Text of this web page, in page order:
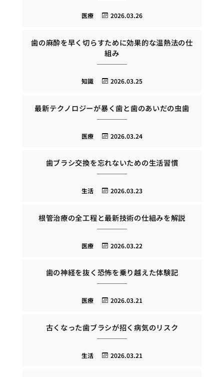
2026.03.26
医療
歯の麻酔を早く切らすために効果的な温熱法の仕
組み
2026.03.25
知識
最新テクノロジーが暴く歯と歯のあいだの虫歯
2026.03.24
医療
歯ブラシ交換を忘れないための生活習慣
2026.03.23
生活
根管治療の全工程と最新技術の仕組みを解説
2026.03.22
医療
歯の神経を抜く恐怖を乗り越えた体験記
2026.03.21
医療
古くなった歯ブラシが招く病気のリスク
2026.03.21
生活